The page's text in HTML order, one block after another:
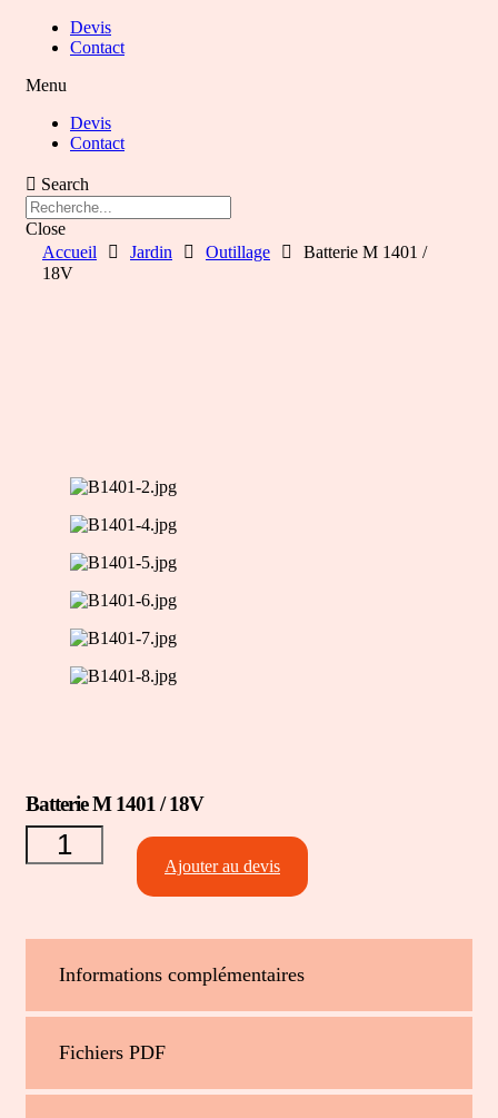
Devis
Contact
Menu
Devis
Contact
Search
Close
Accueil
Jardin Outillage
Batterie M 1401 /
18V
Batterie M 1401 / 18V
quantité
de
Batterie
M 1401
Ajouter au devis
Informations complémentaires
Fichiers PDF